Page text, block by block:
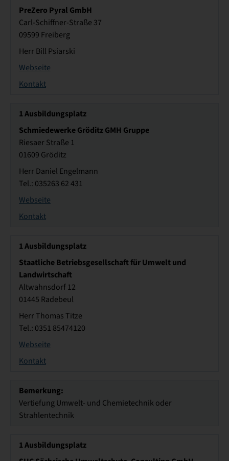
PreZero Pyral GmbH
Carl-Schiffner-Straße 37
09599 Freiberg
Herr Bill Psiarski
Webseite
Kontakt
1Ausbildungsplatz
Schmiedewerke Gröditz GMH Gruppe
Riesaer Straße 1
01609 Gröditz
Herr Daniel Engelmann
Tel.: 035263 62 431
Webseite
Kontakt
1Ausbildungsplatz
Staatliche Betriebsgesellschaft für Umwelt und
Landwirtschaft
Altwahnsdorf 12
01445 Radebeul
Herr Thomas Titze
Tel.: 0351 85474120
Webseite
Kontakt
Bemerkung:
Vertiefung Umwelt- und Chemietechnik oder
Strahlentechnik
1Ausbildungsplatz